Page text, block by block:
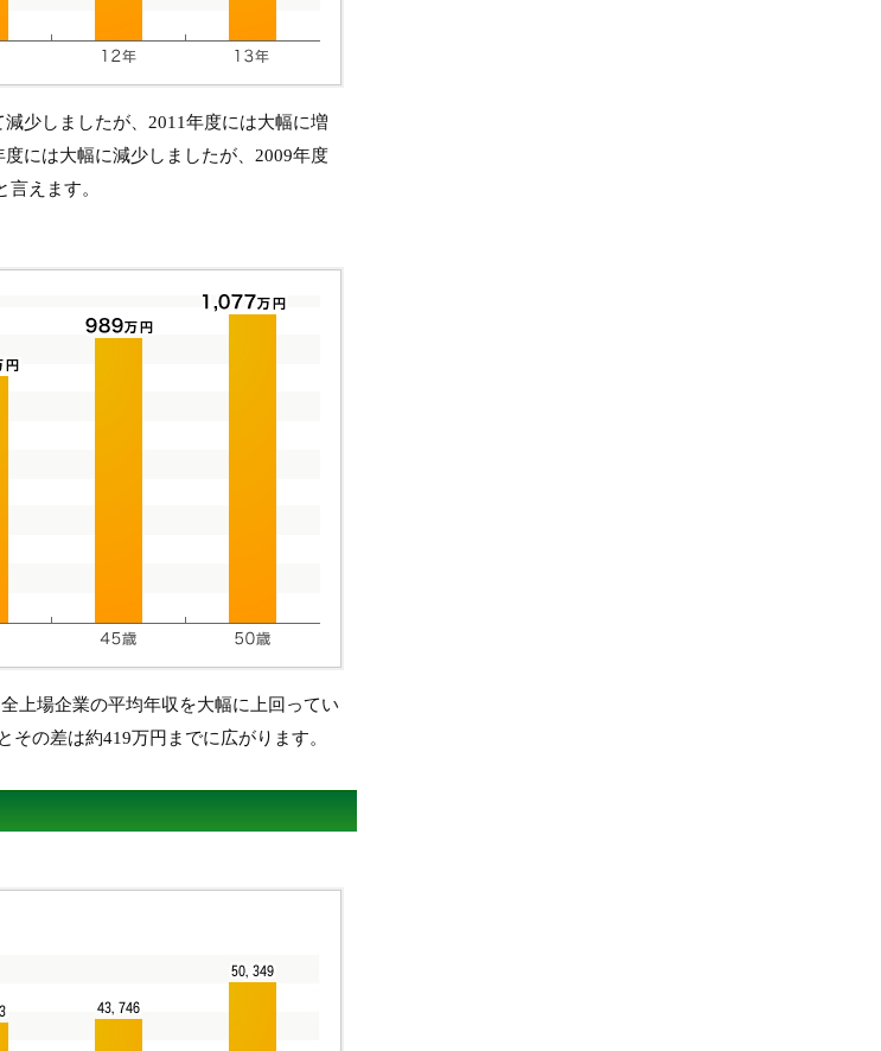
少しましたが、2011年度には大幅に増
には大幅に減少しましたが、2009年度
えます。
上場企業の平均年収を大幅に上回ってい
その差は約419万円までに広がります。